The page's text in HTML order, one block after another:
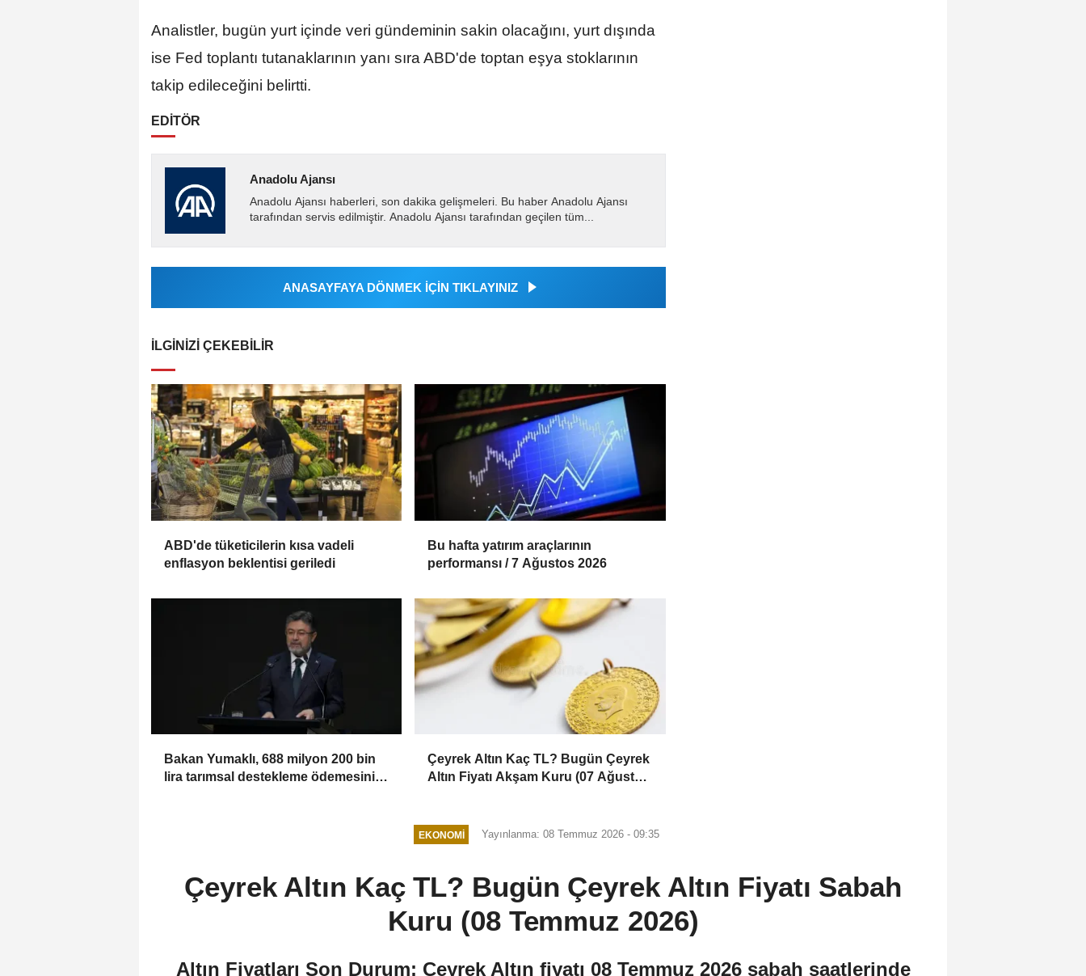
Analistler, bugün yurt içinde veri gündeminin sakin olacağını, yurt dışında
ise Fed toplantı tutanaklarının yanı sıra ABD'de toptan eşya stoklarının
takip edileceğini belirtti.
EDİTÖR
Anadolu Ajansı
Anadolu Ajansı haberleri, son dakika gelişmeleri. Bu haber Anadolu Ajansı
tarafından servis edilmiştir. Anadolu Ajansı tarafından geçilen tüm...
ANASAYFAYA DÖNMEK İÇİN TIKLAYINIZ
İLGINIZI ÇEKEBILIR
ABD'de tüketicilerin kısa vadeli
enflasyon beklentisi geriledi
Bu hafta yatırım araçlarının
performansı / 7 Ağustos 2026
Bakan Yumaklı, 688 milyon 200 bin
lira tarımsal destekleme ödemesinin
Çeyrek Altın Kaç TL? Bugün Çeyrek
Altın Fiyatı Akşam Kuru (07 Ağustos
EKONOMI Yayınlanma: 08 Temmuz 2026 - 09:35
Çeyrek Altın Kaç TL? Bugün Çeyrek Altın Fiyatı Sabah
Kuru (08 Temmuz 2026)
Altın Fiyatları Son Durum: Çeyrek Altın fiyatı 08 Temmuz 2026 sabah saatlerinde